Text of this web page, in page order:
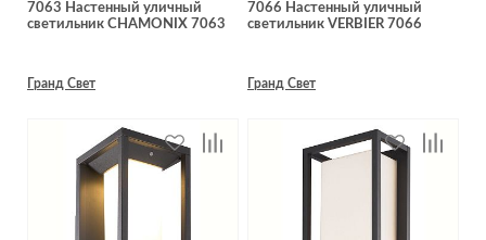
7063 Настенный уличный
светильник CHAMONIX 7063
Гранд Свет
7066 Настенный уличный
светильник VERBIER 7066
Гранд Свет